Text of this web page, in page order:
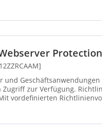
und
Zugriff zur Verfügung.
vordefinierten